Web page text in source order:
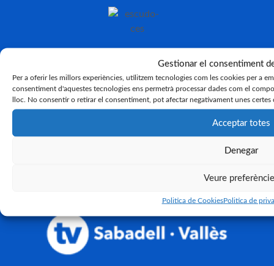
Gestionar el consentiment
Per a oferir les millors experiències, utilitzem tecnologies com les cookies per a
consentiment d'aquestes tecnologies ens permetrà processar dades com el
lloc. No consentir o retirar el consentiment, pot afectar negativament unes
Acceptar totes
Denegar
Veure
Politica de CookiesPolitica de